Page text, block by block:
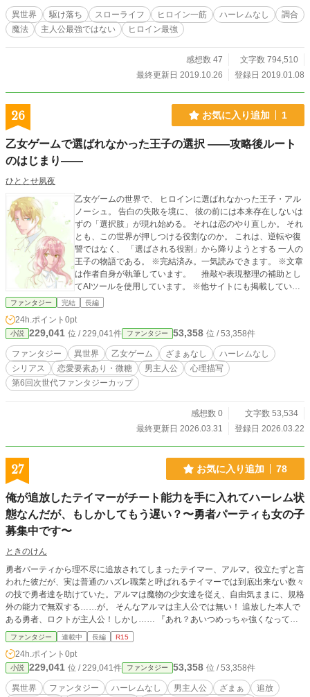
異世界 駆け落ち スローライフ ヒロイン一筋 ハーレムなし
調合
魔法
主人公最強ではない ヒロイン最強
感想数 47
文字数 794,510
最終更新日 2019.10.26
登録日 2019.01.08
26 お気に入り追加 1
乙女ゲームで選ばれなかった王子の選択 ――攻略後ルート
のはじまり――
ひととせ夙夜
乙女ゲームの世界で、 ヒロインに選ばれなかった王子・アル
ノーシュ。 告白の失敗を境に、 彼の前には本来存在しないは
ずの「選択肢」が現れ始める。 それは恋のやり直しか。 それ
とも、この世界が押しつける役割なのか。 これは、逆転や復
讐ではなく、 「選ばされる役割」から降りようとする 一人の
王子の物語である。 ※完結済み。一気読みできます。 ※文章
は作者自身が執筆しています。 推敲や表現整理の補助とし
てAIツールを使用しています。 ※他サイトにも掲載していま
す。
ファンタジー 完結 長編
24h.ポイント 0pt
小説 229,041 位 / 229,041件 ファンタジー 53,358 位 / 53,358件
ファンタジー 異世界 乙女ゲーム ざまぁなし
ハーレムなし
シリアス
恋愛要素あり・微糖 男主人公
心理描写
第6回次世代ファンタジーカップ
感想数 0
文字数 53,534
最終更新日 2026.03.31
登録日 2026.03.22
27 お気に入り追加 78
俺が追放したテイマーがチート能力を手に入れてハーレム状
態なんだが、もしかしてもう遅い？〜勇者パーティも女の子
募集中です〜
ときのけん
勇者パーティから理不尽に追放されてしまったテイマー、アルマ。役立たずと言
われた彼だが、実は普通のハズレ職業と呼ばれるテイマーでは到底出来ない数々
の技で勇者達を助けていた。アルマは魔物の少女達を従え、自由気ままに、規格
外の能力で無双する……が。 そんなアルマは主人公では無い！ 追放した本人で
ある勇者、ロクトが主人公！しかし…… 『あれ？あいつめっちゃ強くなって
ね？しかもめっちゃ女の子連れてねぇ！？』 『世界救うとかどうでもいいから
女の子と旅したいィィィ！！』 その勇者は情けなく、かっこ悪く、まぁまぁ強
い！でも仲間のイキリ賢者とムキムキ戦士は結構強い？ 何故かパーティに男し
かいない異世界コメディ！ 小説家になろう様、カクヨム様にも掲載させていた
だいています
ファンタジー 連載中 長編 R15
24h.ポイント 0pt
小説 229,041 位 / 229,041件 ファンタジー 53,358 位 / 53,358件
異世界 ファンタジー ハーレムなし 男主人公 ざまぁ
追放